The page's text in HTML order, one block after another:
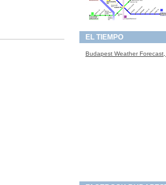
EL TIEMPO
Budapest Weather